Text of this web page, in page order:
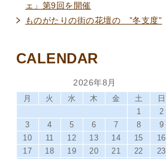
ェ」第9回を開催
ものがたりの街の花壇の ”冬支度”
CALENDAR
2026年8月
月 火 水 木 金 土 日
1
2
3
4 5 6 7 8
9
10
11 12 13 14 15
16
17
18 19 20 21 22
23